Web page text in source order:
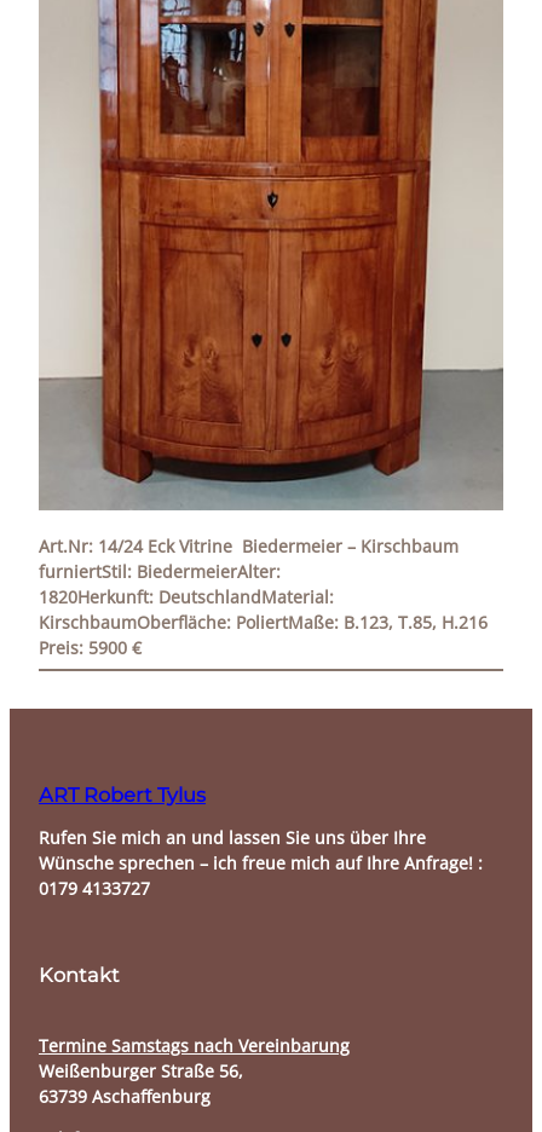
Art.Nr: 14/24 Eck Vitrine Biedermeier – Kirschbaum
furniertStil: BiedermeierAlter:
1820Herkunft: DeutschlandMaterial:
KirschbaumOberfläche: PoliertMaße: B.123, T.85, H.216
Preis: 5900 €
ART Robert Tylus
Rufen Sie mich an und lassen Sie uns über Ihre
Wünsche sprechen – ich freue mich auf Ihre Anfrage! :
0179 4133727
Kontakt
Termine Samstags nach Vereinbarung​
Weißenburger Straße 56,
63739 Aschaffenburg